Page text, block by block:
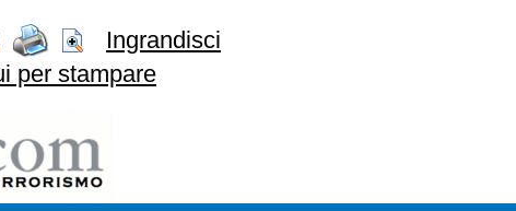
Ingrandisci
per stampare